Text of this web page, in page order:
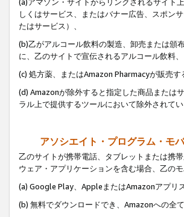
しくはサービス、またはバナー広告、スポン
たはサービス）、
(b)乙がアルコール飲料の製造、卸売または頒
に、乙のサイトで宣伝されるアルコール飲料、
(c) 処方薬、またはAmazon Pharmacyが販売す
(d) Amazonが除外すると指定した商品または
ラル上で提供するツールにおいて除外されて
アソシエイト・プログラム・モ
乙のサイトが携帯電話、タブレットまたは携
ウェア・アプリケーションを含む場合、乙の
(a) Google Play、AppleまたはAmazonアプリ
(b) 無料でダウンロードでき、Amazonへの全